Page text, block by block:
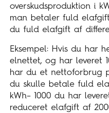
overskudsproduktion i
man betaler fuld
du fuld elafgift af
Eksempel: Hvis du har
elnettet, og har leveret
har du et nettoforbrug
du skulle betale fuld
kWh– 1000 du har
reduceret elafgift af